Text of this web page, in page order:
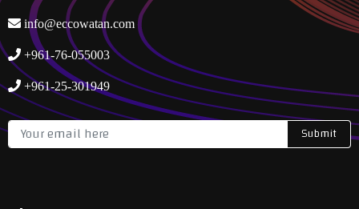
info@eccowatan.com
+961-76-055003
+961-25-301949
Submit